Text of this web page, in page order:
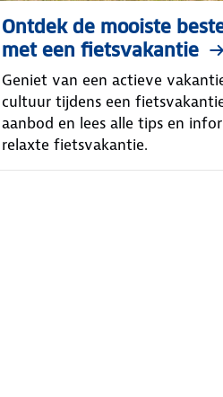
Ontdek de mooiste
met een fietsvakantie
Geniet van een actieve
cultuur tijdens een
aanbod en lees alle tips en
relaxte fietsvakantie.